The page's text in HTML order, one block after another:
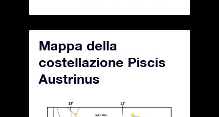
Mappa della
costellazione Piscis
Austrinus